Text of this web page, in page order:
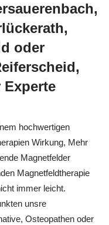
oder
hochwertigen
Wirkung, Mehr
Magnetfelder
Magnetfeldtherapie
immer leicht.
unsre
Osteopathen oder